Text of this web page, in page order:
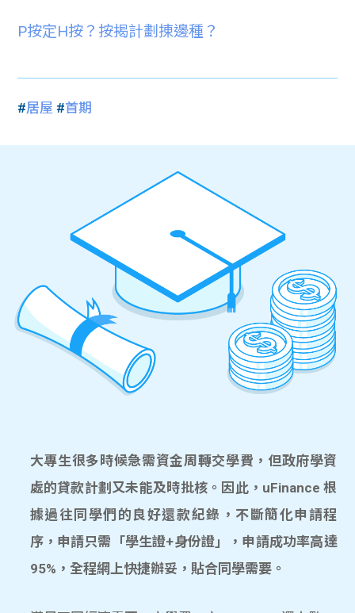
P按定H按？按揭計劃㨂邊種？
#居屋 #首期
大專生很多時候急需資金周轉交學費，但政府學資
處的貸款計劃又未能及時批核。因此，uFinance 根
據過往同學們的良好還款紀錄，不斷簡化申請程
序，申請只需「學生證+身份證」，申請成功率高達
95%，全程網上快捷辦妥，貼合同學需要。